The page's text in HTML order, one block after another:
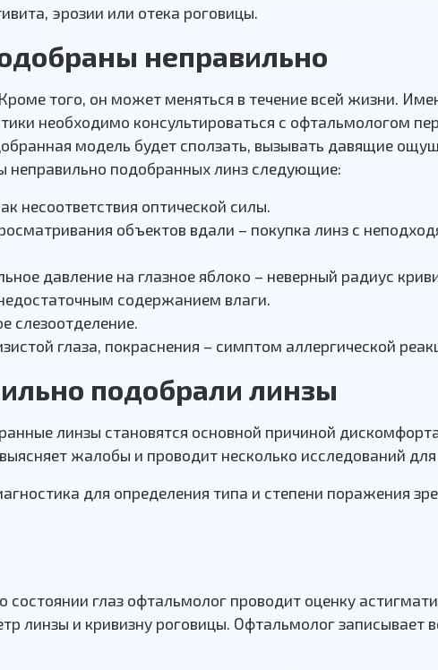
эрозии или отека роговицы.
неправильно
того, он может меняться в течение всей жизни.
необходимо консультироваться с офтальмологом
модель будет сползать, вызывать давящие
подобранных линз следующие:
несоответствия оптической силы.
объектов вдали – покупка линз с
давление на глазное яблоко – неверный радиус
содержанием влаги.
слезоотделение.
глаза, покраснения – симптом аллергической
подобрали линзы
линзы становятся основной причиной
жалобы и проводит несколько исследований
для определения типа и степени поражения
глаз офтальмолог проводит оценку
линзы и кривизну роговицы. Офтальмолог записывает